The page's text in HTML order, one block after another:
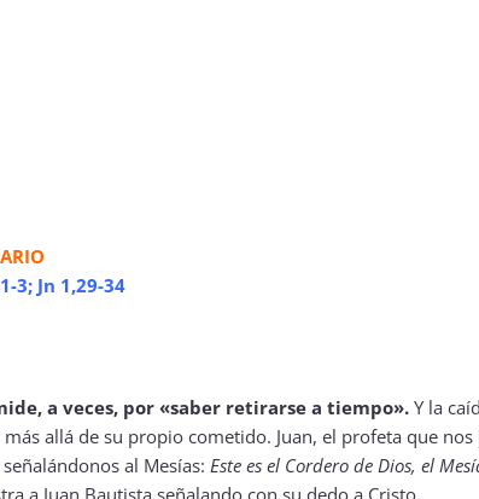
3; Jn 1,29-34
a veces, por «saber retirarse a tiempo». Y la
allá de su propio cometido. Juan, el profeta que
al Mesías: Este es el Cordero de Dios, el
a Juan Bautista señalando con su dedo a Cristo.